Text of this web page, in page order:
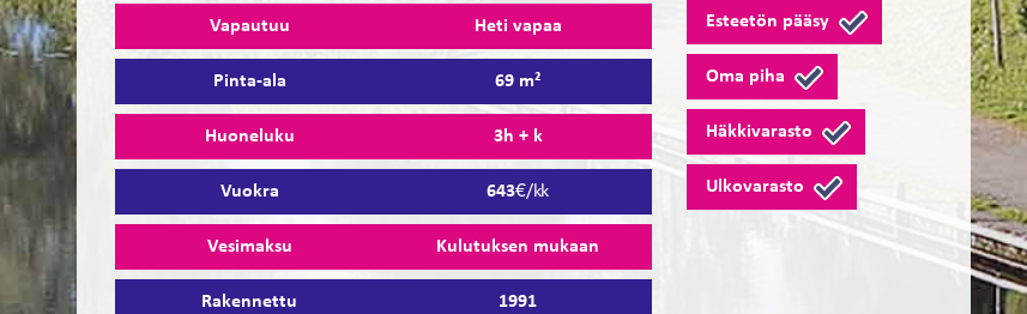
Vapautuu Heti vapaa
Pinta-ala 69 m²
Huoneluku 3h + k
Vuokra 643€/kk
Vesimaksu Kulutuksen mukaan
Rakennettu 1991
Esteetön pääsy
Oma piha
Häkkivarasto
Ulkovarasto